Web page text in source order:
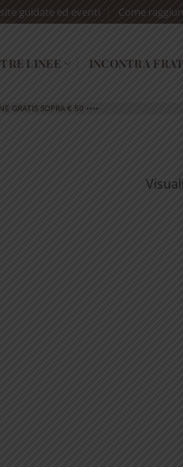
guidate ed eventi Come
LINEE INCONTRA
GRATIS SOPRA € 50 ••••